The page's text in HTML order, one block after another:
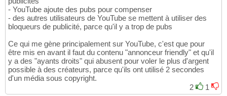
- YouTube ajoute des pubs pour compenser
- des autres utilisateurs de YouTube se mettent à utiliser des
bloqueurs de publicité, parce qu'il y a trop de pubs
Ce qui me gène principalement sur YouTube, c'est que pour
être mis en avant il faut du contenu "annonceur friendly" et qu'il
y a des "ayants droits" qui abusent pour voler le plus d'argent
possible à des créateurs, parce qu'ils ont utilisé 2 secondes
d'un média sous copyright.
2
1